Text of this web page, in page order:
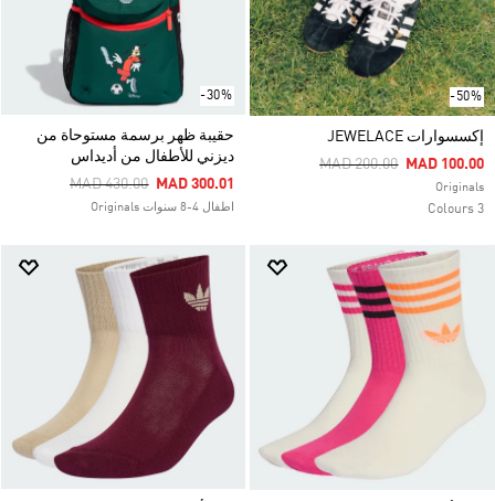
-50%
إكسسوارات JEWELACE
Price Reduced From
MAD 200.00ToMAD 100.00
Originals
3 Colours
-30%
حقيبة ظهر برسمة مستوحاة من
ديزني للأطفال من أديداس
Price Reduced From
MAD 430.00ToMAD 300.01
اطفال 4-8 سنوات Originals